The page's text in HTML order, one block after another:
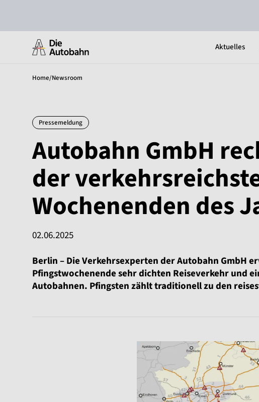
Aktuelles
Home/Newsroom
Pressemeldung
Autobahn GmbH
der
Wochenenden des
02.06.2025
Berlin – Die Verkehrsexperten der Autobahn GmbH
Pfingstwochenende sehr dichten Reiseverkehr und
Autobahnen. Pfingsten zählt traditionell zu den